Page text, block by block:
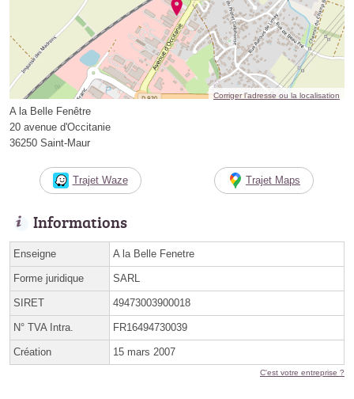
Corriger l’adresse ou la localisation
A la Belle Fenêtre
20 avenue d'Occitanie
36250 Saint-Maur
Trajet Waze Trajet Maps
Informations
Enseigne A la Belle Fenetre
Forme juridique SARL
SIRET 49473003900018
N° TVA Intra. FR16494730039
Création 15 mars 2007
C'est votre entreprise ?